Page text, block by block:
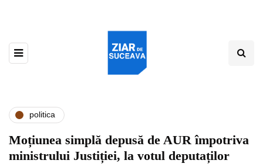
politica
Moțiunea simplă depusă de AUR împotriva
ministrului Justiției, la votul deputaților